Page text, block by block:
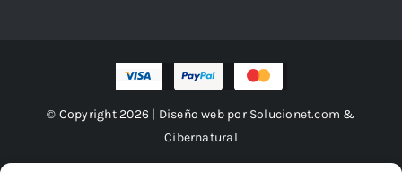
© Copyright 2026 | Diseño web por Solucionet.com &
Cibernatural